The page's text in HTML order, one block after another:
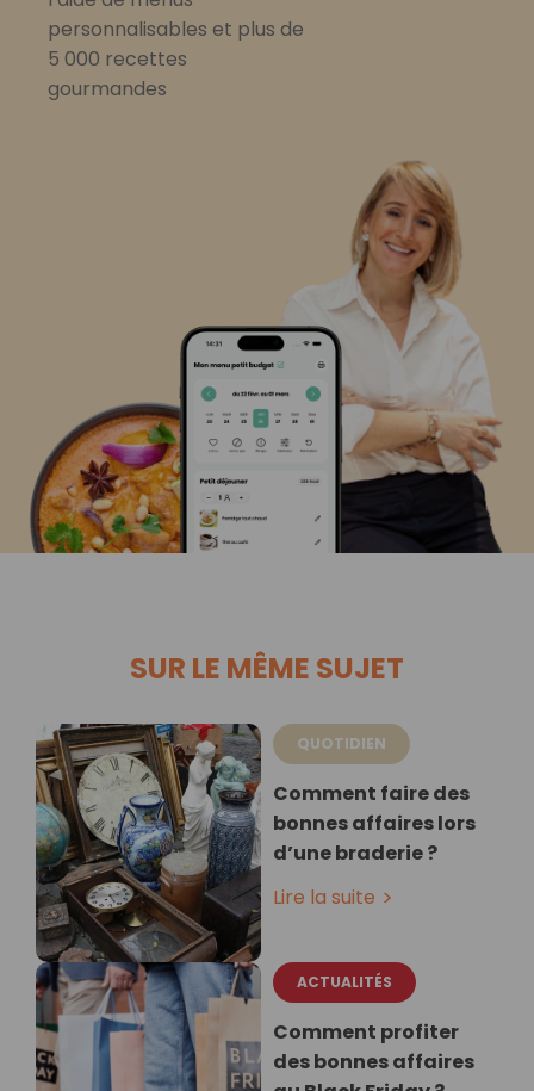
personnalisables et plus de
5 000 recettes
gourmandes
SUR LE MÊME SUJET
QUOTIDIEN
Comment faire des
bonnes affaires lors
d’une braderie ?
Lire la suite
ACTUALITÉS
Comment profiter
des bonnes affaires